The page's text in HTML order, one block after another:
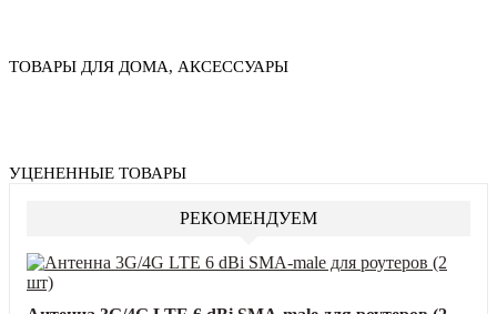
ТОВАРЫ ДЛЯ ДОМА, АКСЕССУАРЫ
УЦЕНЕННЫЕ ТОВАРЫ
РЕКОМЕНДУЕМ